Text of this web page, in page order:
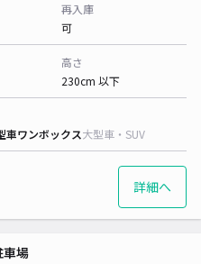
再入庫
可
高さ
230cm 以下
車ワンボックス大型車・SUV
詳細へ
車場